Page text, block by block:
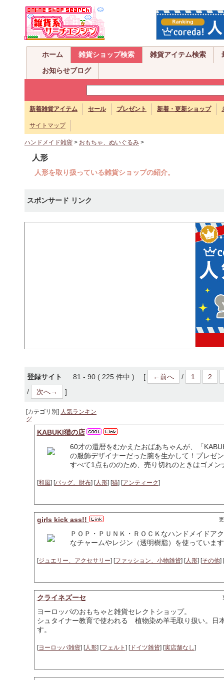
ホーム 雑貨ショップ検索 雑貨アイテム検索
お知らせブログ
新着雑貨アイテム セール プレゼント 新着・更新ショップ
サイトマップ
ハンドメイド雑貨 > おもちゃ、ぬいぐるみ >
人形
人形を取り扱っている雑貨ショップの紹介。
スポンサード リンク
登録サイト 81 - 90 ( 225 件中 ) [ ←前へ / 1
2
/
次へ→ ]
[カテゴリ別] 人気ランキン
グ
KABUKI猫の店
60才の還暦をむかえたおばあちゃんが、「
の服飾デザイナーだった腕を生かして！プレゼ
すべて1点もののため、売り切れのときはゴメン
[和風] [バッグ、財布] [人形] [猫] [アンティーク]
girls kick ass!!
ＰＯＰ・ＰＵＮＫ・ＲＯＣＫなハンドメイド
なチャームやレジン（透明樹脂）を使ってい
[ジュエリー、アクセサリー] [ファッション、小物雑貨] [人形] [その他] [
クライネズーセ
ヨーロッパのおもちゃと雑貨セレクトショップ。
シュタイナー教育で使われる 植物染め羊毛取り扱い。日
す。
[ヨーロッパ雑貨] [人形] [フェルト ] [ドイツ雑貨] [実店舗なし]